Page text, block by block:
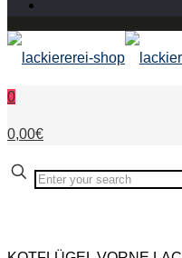
0
0,00€